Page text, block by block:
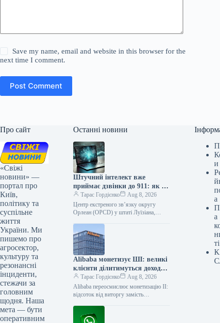
Save my name, email and website in this browser for the
next time I comment.
Post Comment
Про сайт
«Свіжі
новини» —
портал про
Київ,
політику та
суспільне
життя
України. Ми
пишемо про
агросектор,
культуру та
резонансні
інциденти,
стежачи за
головним
щодня. Наша
мета — бути
оперативним
Останні новини
Штучний інтелект вже
приймає дзвінки до 911: як це
змінює порятунок життів
Тарас Гордієнко
Aug 8, 2026
Центр екстреного зв’язку округу
Орлеан (OPCD) у штаті Луїзіана,
911, інтегруючи…
Alibaba монетизує ШІ: великі
клієнти ділитимуться доходом
від застосунків
Тарас Гордієнко
Aug 8, 2026
Alibaba переосмислює монетизацію ІІ:
відсоток від виторгу замість
штучного інтелекту зовсім…
и
а
а
ті